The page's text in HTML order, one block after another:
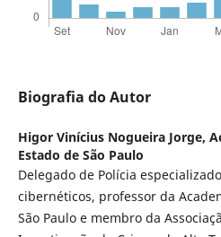
Biografia do Autor
Higor Vinícius Nogueira Jorge,
Estado de São Paulo
Delegado de Polícia
cibernéticos, professor da
São Paulo e membro da